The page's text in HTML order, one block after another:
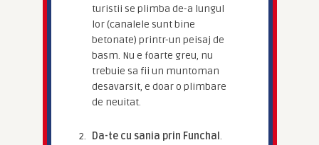
turistii se plimba de-a lungul
lor (canalele sunt bine
betonate) printr-un peisaj de
basm. Nu e foarte greu, nu
trebuie sa fii un muntoman
desavarsit, e doar o plimbare
de neuitat.
Da-te cu sania prin Funchal .